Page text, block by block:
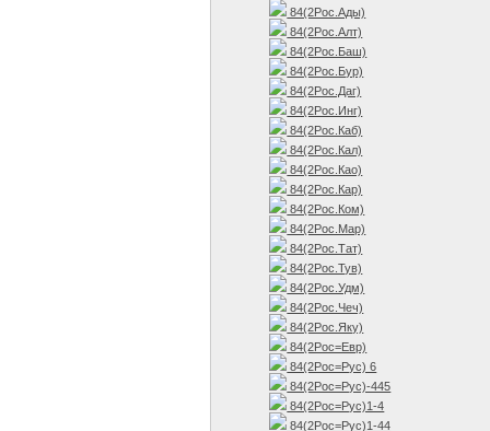
84(2Рос.Ады)
84(2Рос.Алт)
84(2Рос.Баш)
84(2Рос.Бур)
84(2Рос.Даг)
84(2Рос.Инг)
84(2Рос.Каб)
84(2Рос.Кал)
84(2Рос.Као)
84(2Рос.Кар)
84(2Рос.Ком)
84(2Рос.Мар)
84(2Рос.Тат)
84(2Рос.Тув)
84(2Рос.Удм)
84(2Рос.Чеч)
84(2Рос.Яку)
84(2Рос=Евр)
84(2Рос=Рус) 6
84(2Рос=Рус)-445
84(2Рос=Рус)1-4
84(2Рос=Рус)1-44